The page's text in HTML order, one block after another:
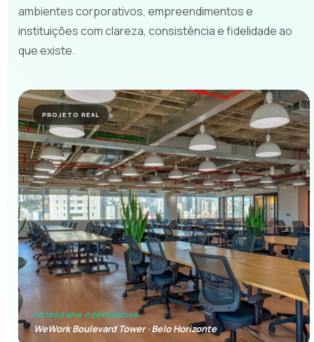
ambientes corporativos, empreendimentos e
instituições com clareza, consistência e fidelidade ao
que existe.
PROJETO REAL
FOTOGRAFIA CORPORATIVA
WeWork Boulevard Tower · Belo Horizonte